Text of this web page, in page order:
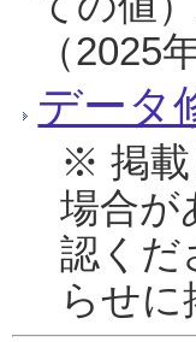
（2025
データ
※ 掲載
場合が
認くだ
らせに